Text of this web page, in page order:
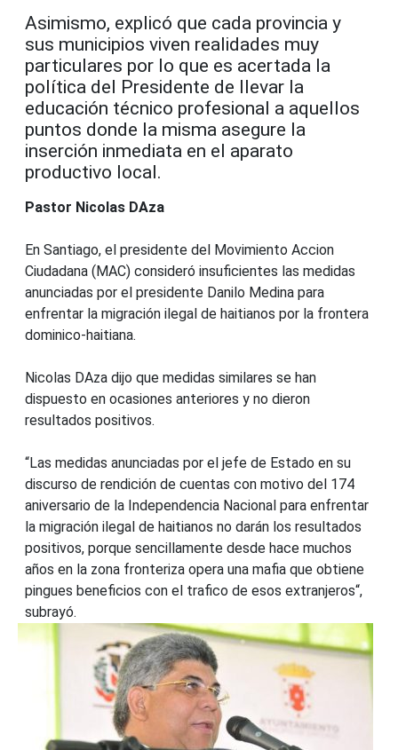
Asimismo, explicó que cada provincia y
sus municipios viven realidades muy
particulares por lo que es acertada la
política del Presidente de llevar la
educación técnico profesional a aquellos
puntos donde la misma asegure la
inserción inmediata en el aparato
productivo local.
Pastor Nicolas DAza
En Santiago, e l presidente del Movimiento Accion
Ciudadana (MAC) consideró insuficientes las medidas
anunciadas por el presidente Danilo Medina para
enfrentar la migración ilegal de haitianos por la frontera
dominico-haitiana.
Nicolas DAza dijo que medidas similares se han
dispuesto en ocasiones anteriores y no dieron
resultados positivos.
“Las medidas anunciadas por el jefe de Estado en su
discurso de rendición de cuentas con motivo del 174
aniversario de la Independencia Nacional para enfrentar
la migración ilegal de haitianos no darán los resultados
positivos, porque sencillamente desde hace muchos
años en la zona fronteriza opera una mafia que obtiene
pingues beneficios con el trafico de esos extranjeros“,
subrayó.